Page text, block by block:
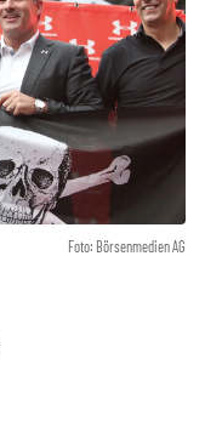
Foto: Börsenmedien AG